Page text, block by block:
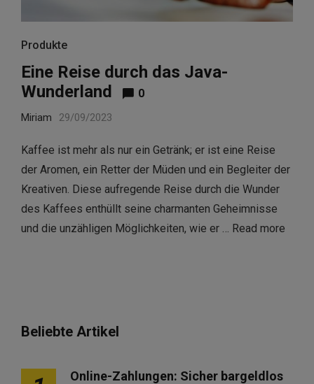
Produkte
Eine Reise durch das Java-
Wunderland
0
Miriam 29/09/2023
Kaffee ist mehr als nur ein Getränk; er ist eine Reise
der Aromen, ein Retter der Müden und ein Begleiter der
Kreativen. Diese aufregende Reise durch die Wunder
des Kaffees enthüllt seine charmanten Geheimnisse
und die unzähligen Möglichkeiten, wie er … Read more
Beliebte Artikel
Online-Zahlungen: Sicher bargeldlos